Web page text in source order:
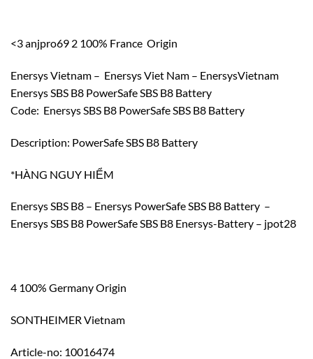
<3 anjpro69 2 100% France Origin
Enersys Vietnam – Enersys Viet Nam – EnersysVietnam
Enersys SBS B8 PowerSafe SBS B8 Battery
Code: Enersys SBS B8 PowerSafe SBS B8 Battery
Description: PowerSafe SBS B8 Battery
*HÀNG NGUY HIỂM
Enersys SBS B8 – Enersys PowerSafe SBS B8 Battery –
Enersys SBS B8 PowerSafe SBS B8 Enersys-Battery – jpot28
4 100% Germany Origin
SONTHEIMER Vietnam
Article-no: 10016474